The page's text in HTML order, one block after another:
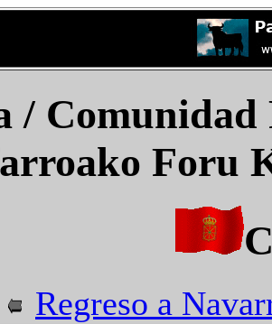
/ Comunidad
Foru
Regreso a